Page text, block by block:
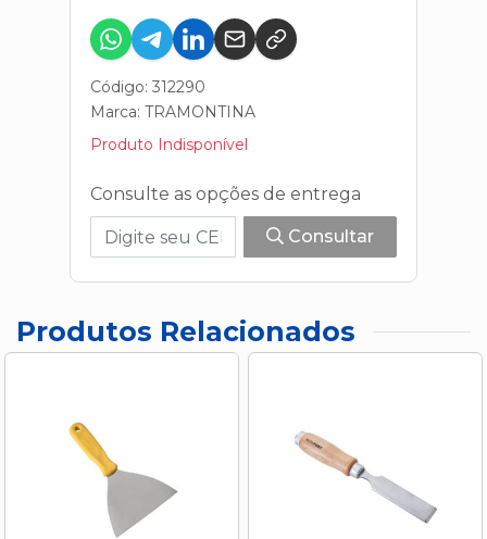
Código: 312290
Marca: TRAMONTINA
Produto Indisponível
Consulte as opções de entrega
Consultar
Produtos Relacionados